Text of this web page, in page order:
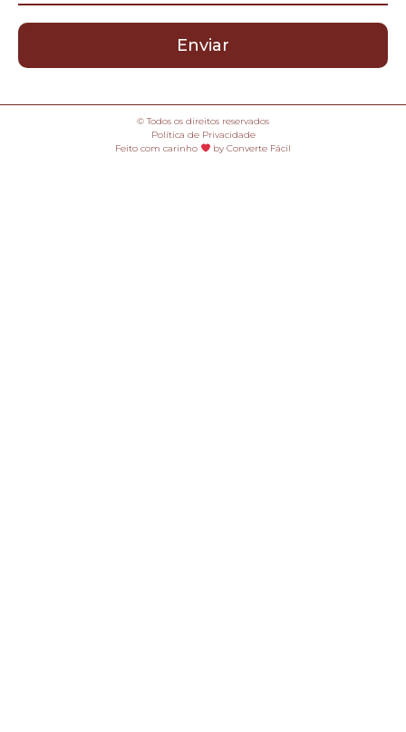
Enviar
© Todos os direitos reservados
Política de Privacidade
Feito com carinho
by Converte Fácil